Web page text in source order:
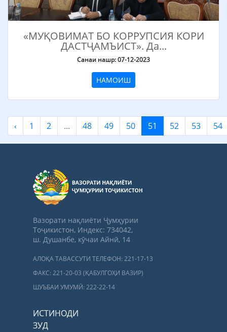
«МУҚОВИМАТ БО КОРРУПСИЯ КОРИ
ДАСТҶАМЪИСТ». Да...
Санаи нашр: 07-12-2023
НАМОИШ
‹ 1 2 ... 48 49 50 51 52 53 54
Вазорати нақлиёти Ҷумҳурии
Тоҷикистон, Индекс: 734042,
ш. Душанбе, кӯчаи Айнӣ, 14
АЛОҚА ТАВАССУТИ ТЕЛЕФОН: 221-17-13
ФАКС: 221-20-03 (ҚАБУЛГОҲИ ВАЗИР)
ШУЪБАИ УМУМӢ: 222-22-14
ИСТИНОДИ
ЗУД